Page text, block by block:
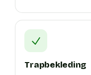
Trapbekleding